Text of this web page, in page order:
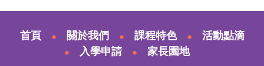
首頁 關於我們 課程特色
活動點滴
入學申請
家長園地